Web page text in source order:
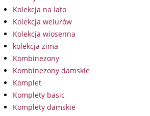
Kolekcja na lato
Kolekcja welurów
Kolekcja wiosenna
kolekcja zima
Kombinezony
Kombinezony damskie
Komplet
Komplety basic
Komplety damskie